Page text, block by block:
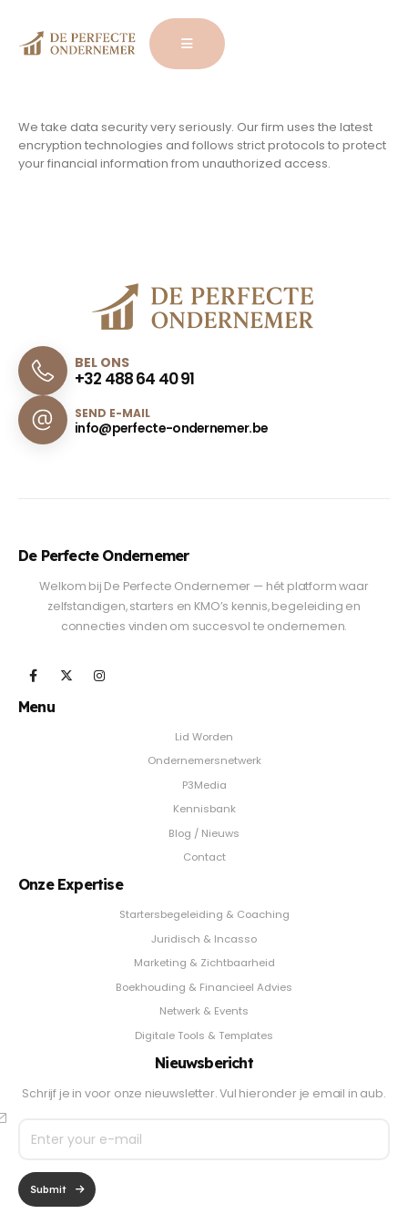
We take data security very seriously. Our firm uses the latest
encryption technologies and follows strict protocols to protect
your financial information from unauthorized access.
BEL ONS
+32 488 64 40 91
SEND E-MAIL
info@perfecte-ondernemer.be
De Perfecte Ondernemer
Welkom bij De Perfecte Ondernemer — hét platform waar
zelfstandigen, starters en KMO’s kennis, begeleiding en
connecties vinden om succesvol te ondernemen.
Menu
Lid Worden
Ondernemersnetwerk
P3Media
Kennisbank
Blog / Nieuws
Contact
Onze Expertise
Startersbegeleiding & Coaching
Juridisch & Incasso
Marketing & Zichtbaarheid
Boekhouding & Financieel Advies
Netwerk & Events
Digitale Tools & Templates
Nieuwsbericht
Schrijf je in voor onze nieuwsletter. Vul hieronder je email in aub.
Submit